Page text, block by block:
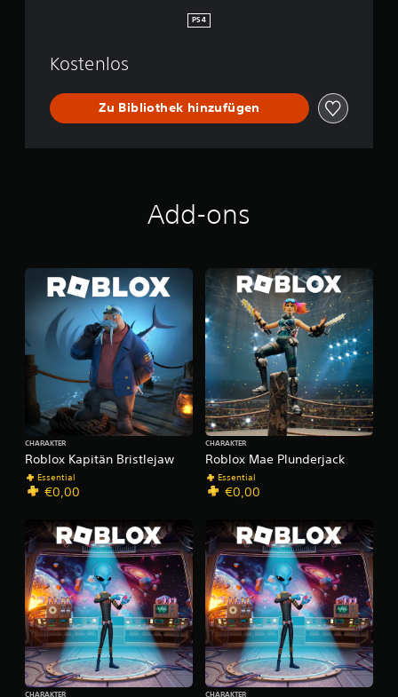
PS4
Kostenlos
Zu Bibliothek hinzufügen
Add-ons
Roblox Kapitän Bristlejaw
CHARAKTER
Essential
€0,00
Roblox Mae Plunderjack
CHARAKTER
Essential
€0,00